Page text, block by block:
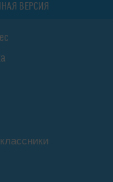
ВЕРСИЯ